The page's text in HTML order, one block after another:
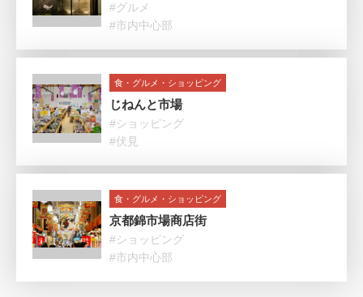
#グルメ
#市内中心部
食・グルメ・ショッピング
じねんと市場
#ショッピング
#伏見
食・グルメ・ショッピング
京都錦市場商店街
#ショッピング
#市内中心部